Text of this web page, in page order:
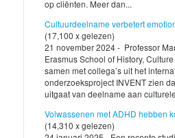
op cliënten. Meer dan...
Cultuurdeelname verbetert
(17,100 x gelezen)
21 november 2024 - Professor
Erasmus School of History,
samen met collega’s uit het
onderzoeksproject INVENT zien
uitgaat van deelname aan
Volwassenen met ADHD hebben
(14,310 x gelezen)